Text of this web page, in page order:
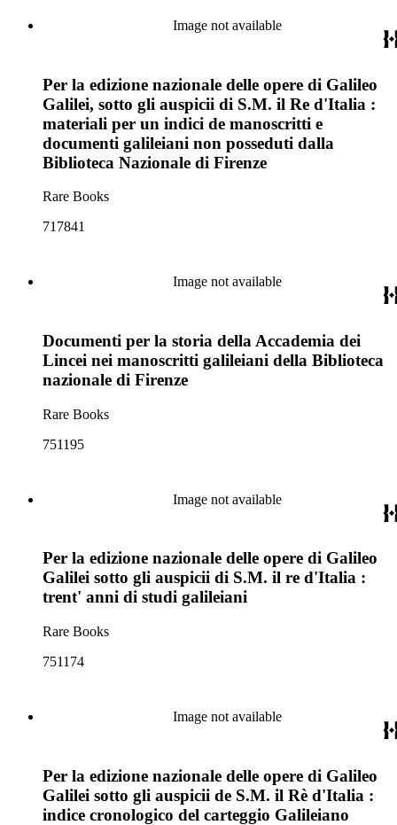
Image not available
Per la edizione nazionale delle opere di Galileo
Galilei, sotto gli auspicii di S.M. il Re d'Italia :
materiali per un indici de manoscritti e
documenti galileiani non posseduti dalla
Biblioteca Nazionale di Firenze
Rare Books
717841
Image not available
Documenti per la storia della Accademia dei
Lincei nei manoscritti galileiani della Biblioteca
nazionale di Firenze
Rare Books
751195
Image not available
Per la edizione nazionale delle opere di Galileo
Galilei sotto gli auspicii di S.M. il re d'Italia :
trent' anni di studi galileiani
Rare Books
751174
Image not available
Per la edizione nazionale delle opere di Galileo
Galilei sotto gli auspicii de S.M. il Rè d'Italia :
indice cronologico del carteggio Galileiano